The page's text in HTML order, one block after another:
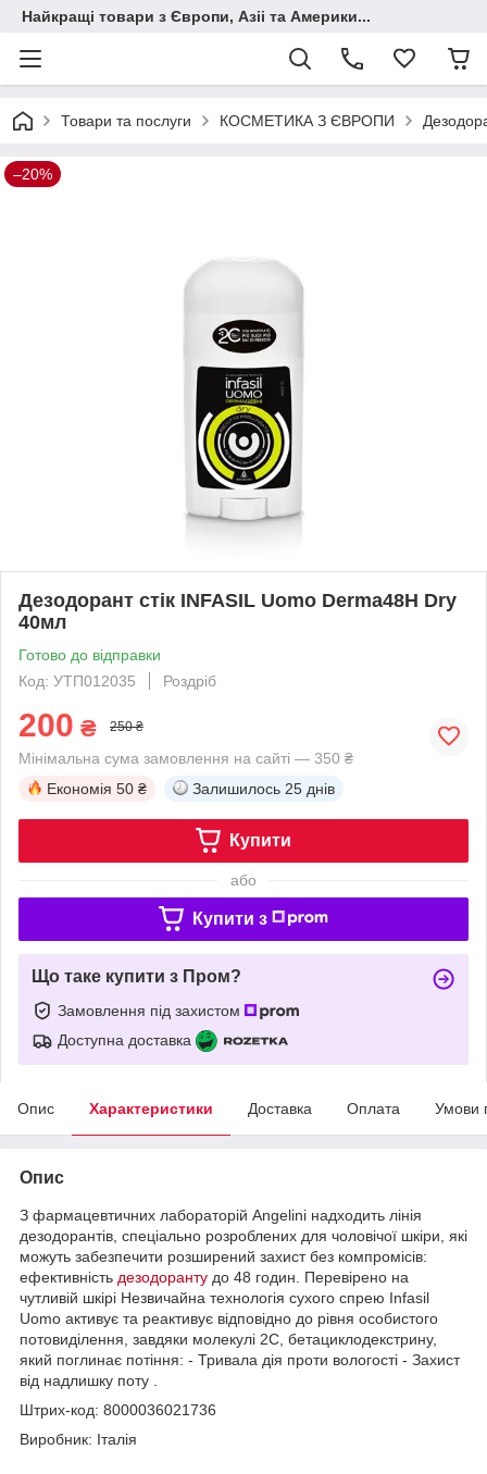
Найкращі товари з Європи, Азіі та Америки...
Товари та послуги КОСМЕТИКА З ЄВРОПИ
–20%
Дезодорант стік INFASIL Uomo Derma48H Dry
40мл
Готово до відправки
Код: УТП012035
Роздріб
200 ₴ 250 ₴
Мінімальна сума замовлення на сайті — 350 ₴
Економія 50 ₴ Залишилось 25 днів
Купити
або
Купити з
Що таке купити з Пром?
Замовлення під захистом
Доступна доставка
Опис Характеристики Доставка Оплата Умови
Опис
З фармацевтичних лабораторій Angelini надходить лінія
дезодорантів, спеціально розроблених для чоловічої шкіри, які
можуть забезпечити розширений захист без компромісів:
ефективність дезодоранту до 48 годин. Перевірено на
чутливій шкірі Незвичайна технологія сухого спрею Infasil
Uomo активує та реактивує відповідно до рівня особистого
потовиділення, завдяки молекулі 2С, бетациклодекстрину,
який поглинає потіння: - Тривала дія проти вологості - Захист
від надлишку поту .
Штрих-код: 8000036021736
Виробник: Італія